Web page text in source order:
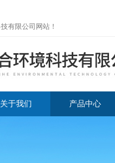
有限公司网站 ！
关于我们 产品中心